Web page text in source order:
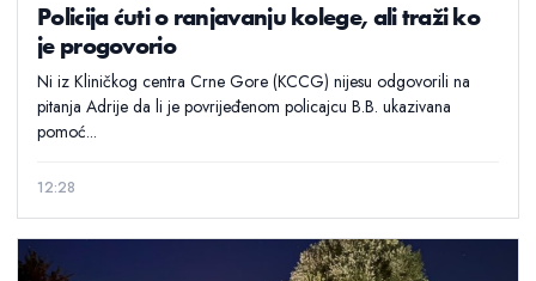
Policija ćuti o ranjavanju kolege, ali traži ko
je progovorio
Ni iz Kliničkog centra Crne Gore (KCCG) nijesu odgovorili na
pitanja Adrije da li je povrijeđenom policajcu B.B. ukazivana
pomoć...
12:28